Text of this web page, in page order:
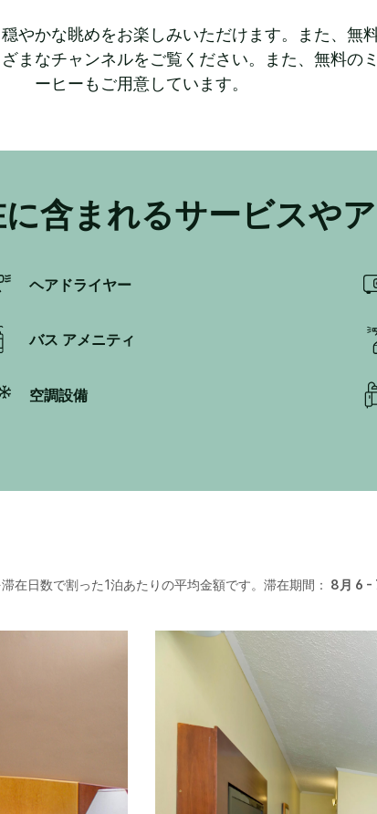
やかな眺めをお楽しみいただけます。また、無
まなチャンネルをご覧ください。また、無料の
ーヒーもご用意しています。
含まれるサービスや
ヘアドライヤー
バス アメニティ
空調設備
在日数で割った1泊あたりの平均金額です。滞在期間： 8月 6 -